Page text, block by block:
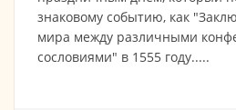
знаковому событию, как
мира между различными
сословиями" в 1555 году.....